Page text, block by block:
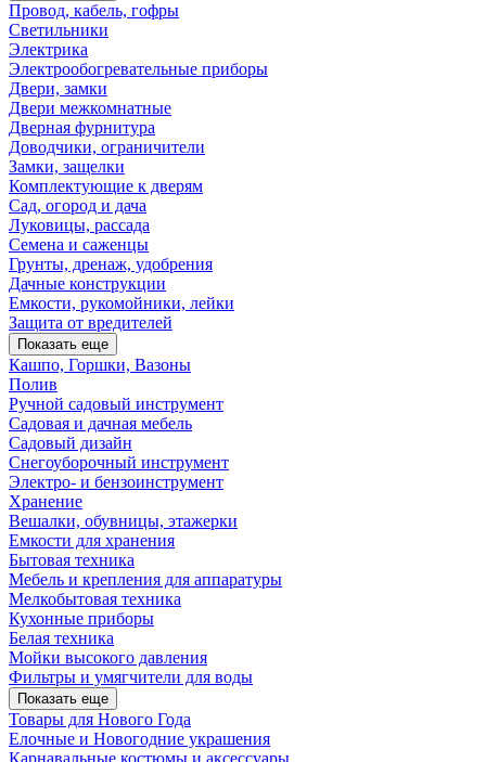
Провод, кабель, гофры
Светильники
Электрика
Электрообогревательные приборы
Двери, замки
Двери межкомнатные
Дверная фурнитура
Доводчики, ограничители
Замки, защелки
Комплектующие к дверям
Сад, огород и дача
Луковицы, рассада
Семена и саженцы
Грунты, дренаж, удобрения
Дачные конструкции
Емкости, рукомойники, лейки
Защита от вредителей
Показать еще
Кашпо, Горшки, Вазоны
Полив
Ручной садовый инструмент
Садовая и дачная мебель
Садовый дизайн
Снегоуборочный инструмент
Электро- и бензоинструмент
Хранение
Вешалки, обувницы, этажерки
Емкости для хранения
Бытовая техника
Мебель и крепления для аппаратуры
Мелкобытовая техника
Кухонные приборы
Белая техника
Мойки высокого давления
Фильтры и умягчители для воды
Показать еще
Товары для Нового Года
Елочные и Новогодние украшения
Карнавальные костюмы и аксессуары